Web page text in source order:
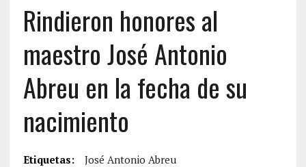
Rindieron honores al
maestro José Antonio
Abreu en la fecha de su
nacimiento
Etiquetas: José Antonio Abreu